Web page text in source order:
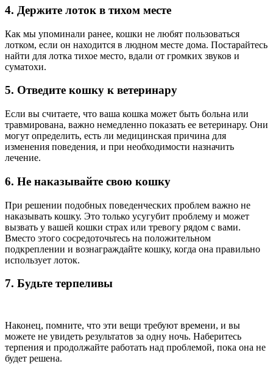
4. Держите лоток в тихом месте
Как мы упоминали ранее, кошки не любят пользоваться
лотком, если он находится в людном месте дома. Постарайтесь
найти для лотка тихое место, вдали от громких звуков и
суматохи.
5. Отведите кошку к ветеринару
Если вы считаете, что ваша кошка может быть больна или
травмирована, важно немедленно показать ее ветеринару. Они
могут определить, есть ли медицинская причина для
изменения поведения, и при необходимости назначить
лечение.
6. Не наказывайте свою кошку
При решении подобных поведенческих проблем важно не
наказывать кошку. Это только усугубит проблему и может
вызвать у вашей кошки страх или тревогу рядом с вами.
Вместо этого сосредоточьтесь на положительном
подкреплении и вознаграждайте кошку, когда она правильно
использует лоток.
7. Будьте терпеливы
Наконец, помните, что эти вещи требуют времени, и вы
можете не увидеть результатов за одну ночь. Наберитесь
терпения и продолжайте работать над проблемой, пока она не
будет решена.